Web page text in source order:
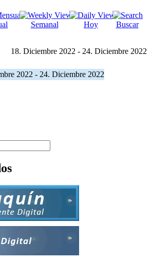
Semanal Hoy Buscar
18. Diciembre 2022 - 24. Diciembre 2022
2022 - 24. Diciembre 2022